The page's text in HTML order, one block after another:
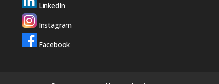
LinkedIn
Instagram
Facebook